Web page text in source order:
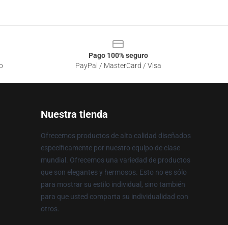
Pago 100% seguro
PayPal / MasterCard / Visa
Nuestra tienda
Ofrecemos productos de alta calidad diseñados
específicamente por nuestro equipo de clase
mundial. Ofrecemos una variedad de productos
que son elegantes y hermosos. Esto no es sólo
para mostrar su estilo individual, sino también
para que usted comparta su individualidad con
otros.